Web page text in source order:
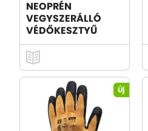
NEOPRÉN
VEGYSZERÁLLÓ
VÉDŐKESZTYŰ
Új